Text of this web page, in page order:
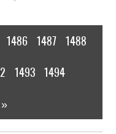
1486 1487 1488
1493 1494